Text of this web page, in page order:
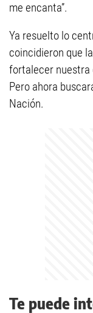
me encanta”.
Ya resuelto lo
coincidieron que
fortalecer nuestra
Pero ahora
Nación.
Te puede